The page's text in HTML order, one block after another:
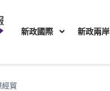
新政國際 新政兩岸
經貿